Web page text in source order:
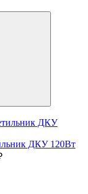
ДКУ 120Вт